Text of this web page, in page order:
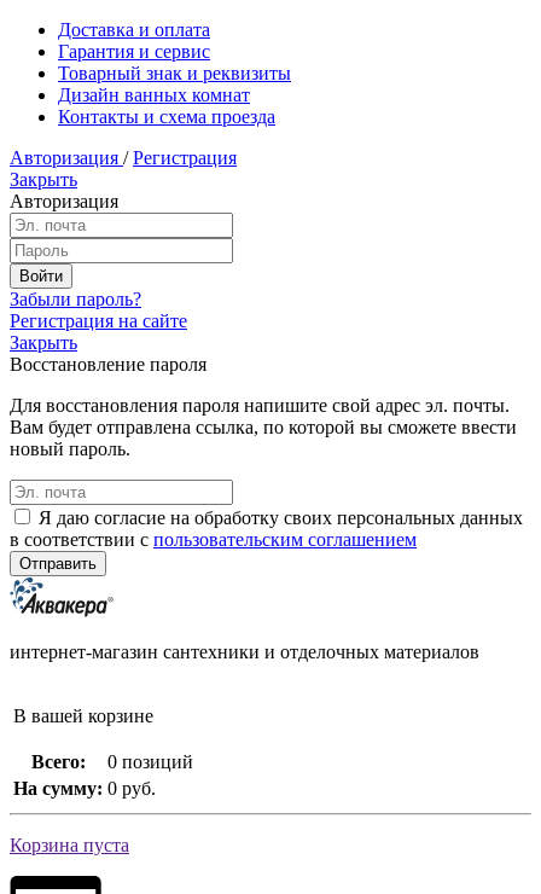
Доставка и оплата
Гарантия и сервис
Товарный знак и реквизиты
Дизайн ванных комнат
Контакты и схема проезда
Авторизация / Регистрация
Закрыть
Авторизация
Забыли пароль?
Регистрация на сайте
Закрыть
Восстановление пароля
Для восстановления пароля напишите свой адрес эл. почты.
Вам будет отправлена ссылка, по которой вы сможете ввести
новый пароль.
Я даю согласие на обработку своих персональных данных
в соответствии с пользовательским соглашением
интернет-магазин сантехники и отделочных материалов
В вашей корзине
Всего:
0 позиций
На сумму: 0 руб.
Корзина пуста